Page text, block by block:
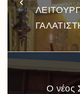
Ο νέος